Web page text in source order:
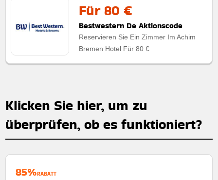
Für 80 €
Bestwestern De Aktionscode
Reservieren Sie Ein Zimmer Im Achim
Bremen Hotel Für 80 €
Klicken Sie hier, um zu
überprüfen, ob es funktioniert?
85%RABATT